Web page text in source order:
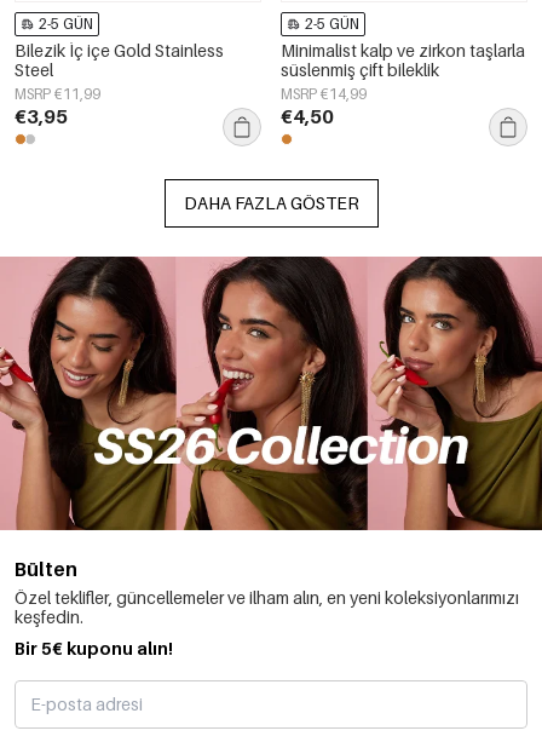
2-5 GÜN
Bilezik İç içe Gold Stainless
Steel
MSRP €11,99
€3,95
2-5 GÜN
Minimalist kalp ve zirkon taşlarla
süslenmiş çift bileklik
MSRP €14,99
€4,50
DAHA FAZLA GÖSTER
Bülten
Özel teklifler, güncellemeler ve ilham alın, en yeni koleksiyonlarımızı
keşfedin.
Bir 5€ kuponu alın!